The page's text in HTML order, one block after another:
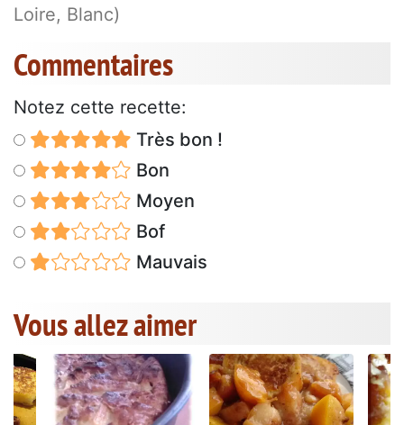
Loire, Blanc)
Commentaires
Notez cette recette:
Très bon !
Bon
Moyen
Bof
Mauvais
Vous allez aimer